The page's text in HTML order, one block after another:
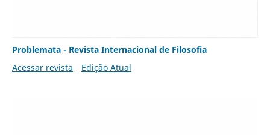
Problemata - Revista Internacional de Filosofia
Acessar revista
Edição Atual